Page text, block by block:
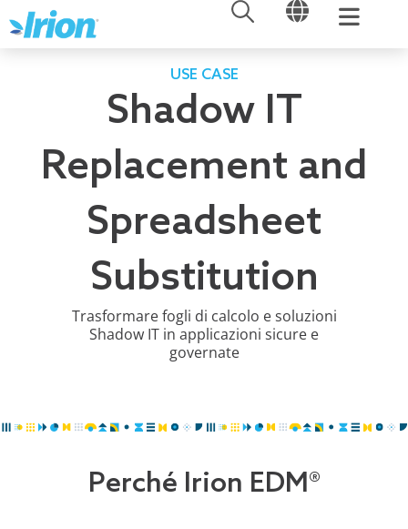
al
contenuto
APRI APRI
USE CASE
Shadow IT
Replacement and
Spreadsheet
Substitution
Trasformare fogli di calcolo e soluzioni
Shadow IT in applicazioni sicure e
governate
Perché Irion EDM®